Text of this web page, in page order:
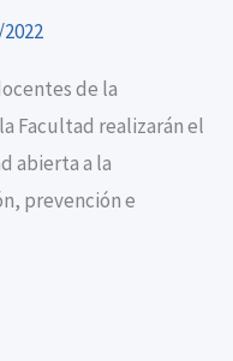
de la
Facultad realizarán el
abierta a la
prevención e